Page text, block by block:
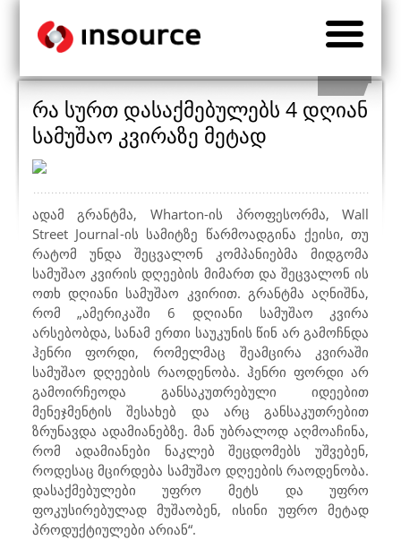
რა სურთ დასაქმებულებს 4 დღიან
სამუშაო კვირაზე მეტად
ადამ გრანტმა, Wharton-ის პროფესორმა,Wall
Street Journal-ის სამიტზე წარმოადგინა ქეისი, თუ
რატომ უნდა შეცვალონ კომპანიებმა მიდგომა
სამუშაო კვირის დღეების მიმართ და შეცვალონ ის
ოთხ დღიანი სამუშაო კვირით. გრანტმა აღნიშნა,
რომ „ამერიკაში 6 დღიანი სამუშაო კვირა
არსებობდა, სანამ ერთი საუკუნის წინ არ გამოჩნდა
ჰენრი ფორდი, რომელმაც შეამცირა კვირაში
სამუშაო დღეების რაოდენობა. ჰენრი ფორდი არ
გამოირჩეოდა განსაკუთრებული იდეებით
მენეჯმენტის შესახებ და არც განსაკუთრებით
ზრუნავდა ადამიანებზე. მან უბრალოდ აღმოაჩინა,
რომ ადამიანები ნაკლებ შეცდომებს უშვებენ,
როდესაც მცირდება სამუშაო დღეების რაოდენობა.
დასაქმებულები უფრო მეტს და უფრო
ფოკუსირებულად მუშაობენ, ისინი უფრო მეტად
პროდუქტიულები არიან“.